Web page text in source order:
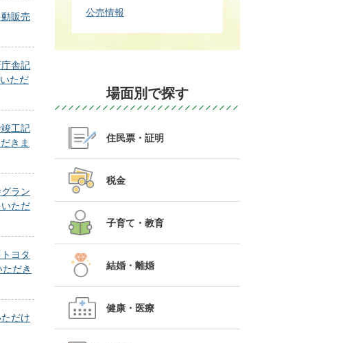
販売
舎記
ただ
工記
きま
ラン
ただ
ヨタ
だき
だけ
公売情報
場面別で探す
住民票・証明
税金
子育て・教育
結婚・離婚
健康・医療